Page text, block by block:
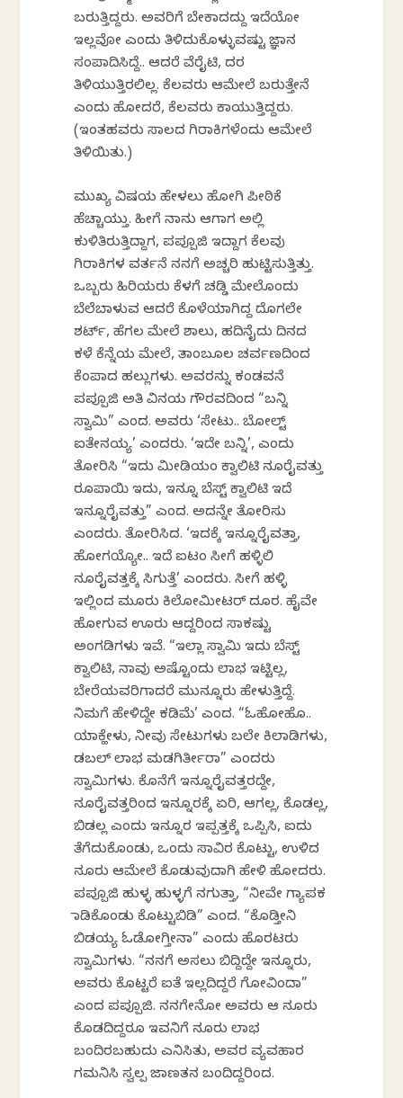
ಬರುತ್ತಿದ್ದರು. ಅವರಿಗೆ ಬೇಕಾದದ್ದು ಇದೆಯೋ
ಇಲ್ಲವೋ ಎಂದು ತಿಳಿದುಕೊಳ್ಳುವಷ್ಟು ಜ್ಞಾನ
ಸಂಪಾದಿಸಿದ್ದೆ.. ಆದರೆ ವೆರೈಟಿ, ದರ
ತಿಳಿಯುತ್ತಿರಲಿಲ್ಲ. ಕೆಲವರು ಆಮೇಲೆ ಬರುತ್ತೇನೆ
ಎಂದು ಹೋದರೆ, ಕೆಲವರು ಕಾಯುತ್ತಿದ್ದರು.
(ಇಂತಹವರು ಸಾಲದ ಗಿರಾಕಿಗಳೆಂದು ಆಮೇಲೆ
ತಿಳಿಯಿತು.)
ಮುಖ್ಯ ವಿಷಯ ಹೇಳಲು ಹೋಗಿ ಪೀಠಿಕೆ
ಹೆಚ್ಚಾಯ್ತು. ಹೀಗೆ ನಾನು ಆಗಾಗ ಅಲ್ಲಿ
ಕುಳಿತಿರುತ್ತಿದ್ದಾಗ, ಪಪ್ಪೂಜಿ ಇದ್ದಾಗ ಕೆಲವು
ಗಿರಾಕಿಗಳ ವರ್ತನೆ ನನಗೆ ಅಚ್ಚರಿ ಹುಟ್ಟಿಸುತ್ತಿತ್ತು.
ಒಬ್ಬರು ಹಿರಿಯರು ಕೆಳಗೆ ಚಡ್ಡಿ ಮೇಲೊಂದು
ಬೆಲೆಬಾಳುವ ಆದರೆ ಕೊಳೆಯಾಗಿದ್ದ ದೊಗಲೇ
ಶರ್ಟ್, ಹೆಗಲ ಮೇಲೆ ಶಾಲು, ಹದಿನೈದು ದಿನದ
ಕಳೆ ಕೆನ್ನೆಯ ಮೇಲೆ, ತಾಂಬೂಲ ಚರ್ವಣದಿಂದ
ಕೆಂಪಾದ ಹಲ್ಲುಗಳು. ಅವರನ್ನು ಕಂಡವನೆ
ಪಪ್ಪೂಜಿ ಅತಿ ವಿನಯ ಗೌರವದಿಂದ “ಬನ್ನಿ
ಸ್ವಾಮಿ” ಎಂದ. ಅವರು ‘ಸೇಟು.. ಬೋಲ್ಟ್
ಐತೇನಯ್ಯ’ ಎಂದರು. ‘ಇದೇ ಬನ್ನಿ’, ಎಂದು
ತೋರಿಸಿ “ಇದು ಮೀಡಿಯಂ ಕ್ವಾಲಿಟಿ ನೂರೈವತ್ತು
ರೂಪಾಯಿ ಇದು, ಇನ್ನೂ ಬೆಸ್ಟ್ ಕ್ವಾಲಿಟಿ ಇದೆ
ಇನ್ನೂರೈವತ್ತು” ಎಂದ. ಅದನ್ನೇ ತೋರಿಸು
ಎಂದರು. ತೋರಿಸಿದ. ‘ಇದಕ್ಕೆ ಇನ್ನೂರೈವತ್ತಾ,
ಹೋಗಯ್ಯೋ.. ಇದೆ ಐಟಂ ಸೀಗೆ ಹಳ್ಳಿಲಿ
ನೂರೈವತ್ತಕ್ಕೆ ಸಿಗುತ್ತೆ’ ಎಂದರು. ಸೀಗೆ ಹಳ್ಳಿ
ಇಲ್ಲಿಂದ ಮೂರು ಕಿಲೋಮೀಟರ್ ದೂರ. ಹೈವೇ
ಹೋಗುವ ಊರು ಆದ್ದರಿಂದ ಸಾಕಷ್ಟು
ಅಂಗಡಿಗಳು ಇವೆ. “ಇಲ್ಲಾ ಸ್ವಾಮಿ ಇದು ಬೆಸ್ಟ್
ಕ್ವಾಲಿಟಿ, ನಾವು ಅಷ್ಟೊಂದು ಲಾಭ ಇಟ್ಟಿಲ್ಲ,
ಬೇರೆಯವರಿಗಾದರೆ ಮುನ್ನೂರು ಹೇಳುತ್ತಿದ್ದೆ.
ನಿಮಗೆ ಹೇಳಿದ್ದೇ ಕಡಿಮೆ’ ಎಂದ. “ಓಹೋಹೊ..
ಯಾಕ್ಹೇಳು, ನೀವು ಸೇಟುಗಳು ಬಲೇ ಕಿಲಾಡಿಗಳು,
ಡಬಲ್ ಲಾಭ ಮಡಗಿರ್ತೀರಾ” ಎಂದರು
ಸ್ವಾಮಿಗಳು. ಕೊನೆಗೆ ಇನ್ನೂರೈವತ್ತರದ್ದೇ,
ನೂರೈವತ್ತರಿಂದ ಇನ್ನೂರಕ್ಕೆ ಏರಿ, ಆಗಲ್ಲ, ಕೊಡಲ್ಲ,
ಬಿಡಲ್ಲ ಎಂದು ಇನ್ನೂರ ಇಪ್ಪತ್ತಕ್ಕೆ ಒಪ್ಪಿಸಿ, ಐದು
ತೆಗೆದುಕೊಂಡು, ಒಂದು ಸಾವಿರ ಕೊಟ್ಟು, ಉಳಿದ
ನೂರು ಆಮೇಲೆ ಕೊಡುವುದಾಗಿ ಹೇಳಿ ಹೋದರು.
ಪಪ್ಪೂಜಿ ಹುಳ್ಳ ಹುಳ್ಳಗೆ ನಗುತ್ತಾ, “ನೀವೇ ಗ್ಯಾಪಕ
ಮಾಡಿಕೊಂಡು ಕೊಟ್ಟುಬಿಡಿ” ಎಂದ. “ಕೊಡ್ತೀನಿ
ಬಿಡಯ್ಯ ಓಡೋಗ್ತೀನಾ” ಎಂದು ಹೊರಟರು
ಸ್ವಾಮಿಗಳು. “ನನಗೆ ಅಸಲು ಬಿದ್ದಿದ್ದೇ ಇನ್ನೂರು,
ಅವರು ಕೊಟ್ಟರೆ ಐತೆ ಇಲ್ಲದಿದ್ದರೆ ಗೋವಿಂದಾ”
ಎಂದ ಪಪ್ಪೂಜಿ. ನನಗೇನೋ ಅವರು ಆ ನೂರು
ಕೊಡದಿದ್ದರೂ ಇವನಿಗೆ ನೂರು ಲಾಭ
ಬಂದಿರಬಹುದು ಎನಿಸಿತು, ಅವರ ವ್ಯವಹಾರ
ಗಮನಿಸಿ ಸ್ವಲ್ಪ ಜಾಣತನ ಬಂದಿದ್ದರಿಂದ.